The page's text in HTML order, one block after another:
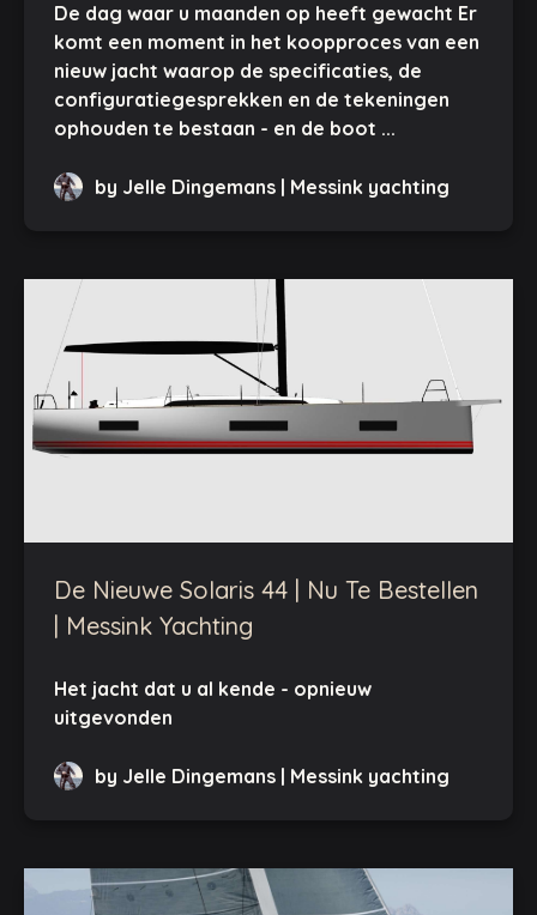
De dag waar u maanden op heeft gewacht Er
komt een moment in het koopproces van een
nieuw jacht waarop de specificaties, de
configuratiegesprekken en de tekeningen
ophouden te bestaan - en de boot ...
by Jelle Dingemans | Messink yachting
De Nieuwe Solaris 44 | Nu Te Bestellen
| Messink Yachting
Het jacht dat u al kende - opnieuw
uitgevonden
by Jelle Dingemans | Messink yachting